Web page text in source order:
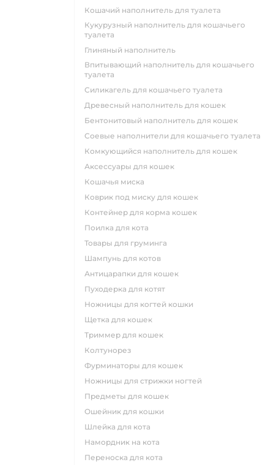
кошачий наполнитель для туалета
кукурузный наполнитель для кошачьего
туалета
глиняный наполнитель
впитывающий наполнитель для кошачьего
туалета
силикагель для кошачьего туалета
древесный наполнитель для кошек
бентонитовый наполнитель для кошек
соевые наполнители для кошачьего туалета
комкующийся наполнитель для кошек
аксессуары для кошек
кошачья миска
коврик под миску для кошек
контейнер для корма кошек
поилка для кота
товары для груминга
шампунь для котов
антицарапки для кошек
пуходерка для котят
ножницы для когтей кошки
щетка для кошек
триммер для кошек
колтунорез
фурминаторы для кошек
ножницы для стрижки ногтей
предметы для кошек
ошейник для кошки
шлейка для кота
намордник на кота
переноска для кота